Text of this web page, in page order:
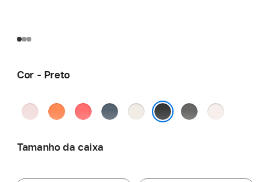
Cor - Preto
Rosa-Mandarina
Goiaba-Azul-
Estelar
Cinza-Blush-
Tamanho da caixa